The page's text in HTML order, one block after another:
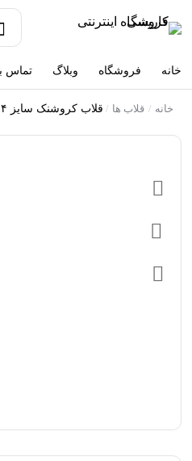
خانه فروشگاه وبلاگ تماس
خانه / قلاب ها / قلاب کروشنک سایز ۴